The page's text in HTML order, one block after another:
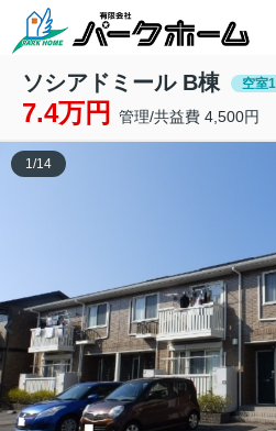
ソシアドミール B棟 空室1
7.4万円 管理/共益費 4,500円
1/14